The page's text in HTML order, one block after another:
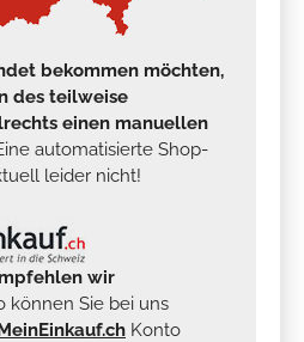
bekommen möchten,
des teilweise
einen manuellen
automatisierte Shop-
leider nicht!
wir
können Sie bei uns
Konto